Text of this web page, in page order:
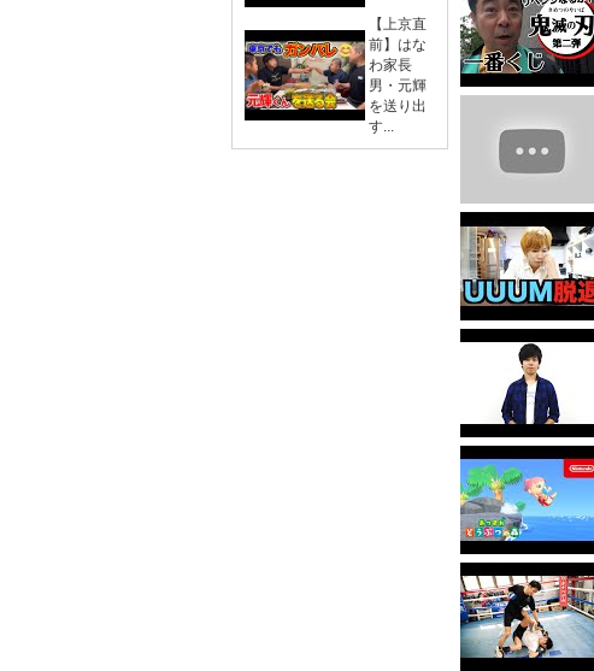
【上京直
前】はな
わ家長
男・元輝
を送り出
す...